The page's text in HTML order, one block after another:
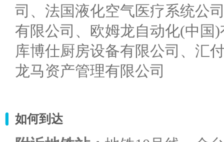
司、法国液化空气医疗系统公
有限公司、欧姆龙自动化(中国
库博仕厨房设备有限公司、汇
龙马资产管理有限公司
如何到达